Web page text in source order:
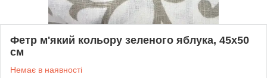
Фетр м'який кольору зеленого яблука, 45х50
см
Немає в наявності